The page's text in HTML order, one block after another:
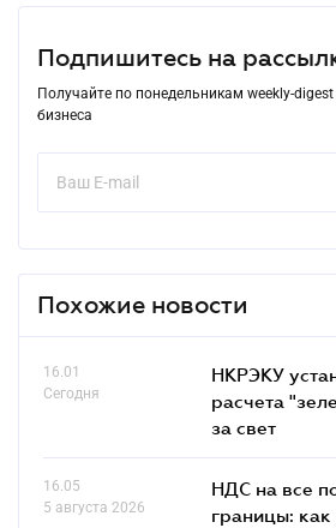
Подпишитесь на
Получайте по понедельникам weekly-
бизнеса
Похожие новости
16.01
Сегодня
НКРЭКУ
расчета
за свет
16.05
5 августа 2026
НДС на все
границы: как